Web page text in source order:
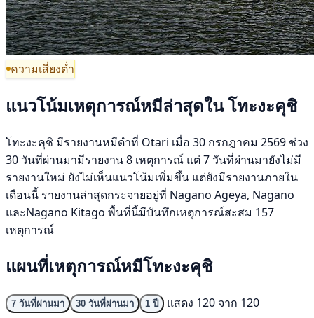
ความเสี่ยงต่ำ
แนวโน้มเหตุการณ์หมีล่าสุดใน โทะงะคุชิ
โทะงะคุชิ มีรายงานหมีดำที่ Otari เมื่อ 30 กรกฎาคม 2569 ช่วง
30 วันที่ผ่านมามีรายงาน 8 เหตุการณ์ แต่ 7 วันที่ผ่านมายังไม่มี
รายงานใหม่ ยังไม่เห็นแนวโน้มเพิ่มขึ้น แต่ยังมีรายงานภายใน
เดือนนี้ รายงานล่าสุดกระจายอยู่ที่ Nagano Ageya, Nagano
และNagano Kitago พื้นที่นี้มีบันทึกเหตุการณ์สะสม 157
เหตุการณ์
แผนที่เหตุการณ์หมีโทะงะคุชิ
7 วันที่ผ่านมา 30 วันที่ผ่านมา 1 ปี
แสดง 120 จาก 120